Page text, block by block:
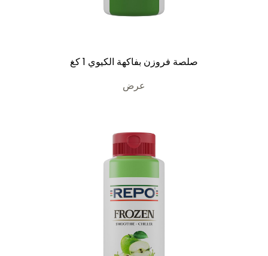
صلصة فروزن بفاكهة الكيوي 1 كغ
عرض